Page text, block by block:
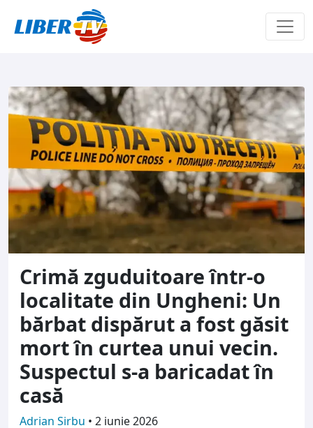
Crimă zguduitoare într-o
localitate din Ungheni: Un
bărbat dispărut a fost găsit
mort în curtea unui vecin.
Suspectul s-a baricadat în
casă
Adrian Sirbu • 2 iunie 2026